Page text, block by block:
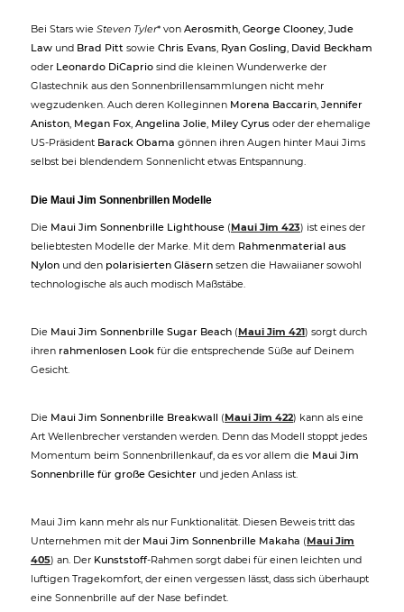
Bei Stars wie Steven Tyler* von Aerosmith, George Clooney, Jude
Law und Brad Pitt sowie Chris Evans, Ryan Gosling, David Beckham
oder Leonardo DiCaprio sind die kleinen Wunderwerke der
Glastechnik aus den Sonnenbrillensammlungen nicht mehr
wegzudenken. Auch deren Kolleginnen Morena Baccarin, Jennifer
Aniston, Megan Fox, Angelina Jolie, Miley Cyrus oder der ehemalige
US-Präsident Barack Obama gönnen ihren Augen hinter Maui Jims
selbst bei blendendem Sonnenlicht etwas Entspannung.
Die Maui Jim Sonnenbrillen Modelle
Die Maui Jim Sonnenbrille Lighthouse (Maui Jim 423) ist eines der
beliebtesten Modelle der Marke. Mit dem Rahmenmaterial aus
Nylon und den polarisierten Gläsern setzen die Hawaiianer sowohl
technologische als auch modisch Maßstäbe.
Die Maui Jim Sonnenbrille Sugar Beach (Maui Jim 421) sorgt durch
ihren rahmenlosen Look für die entsprechende Süße auf Deinem
Gesicht.
Die Maui Jim Sonnenbrille Breakwall (Maui Jim 422) kann als eine
Art Wellenbrecher verstanden werden. Denn das Modell stoppt jedes
Momentum beim Sonnenbrillenkauf, da es vor allem die Maui Jim
Sonnenbrille für große Gesichter und jeden Anlass ist.
Maui Jim kann mehr als nur Funktionalität. Diesen Beweis tritt das
Unternehmen mit der Maui Jim Sonnenbrille Makaha (Maui Jim
405) an. Der Kunststoff-Rahmen sorgt dabei für einen leichten und
luftigen Tragekomfort, der einen vergessen lässt, dass sich überhaupt
eine Sonnenbrille auf der Nase befindet.